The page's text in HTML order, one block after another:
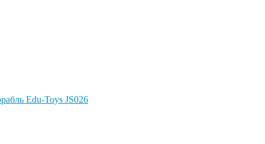
Edu-Toys JS026